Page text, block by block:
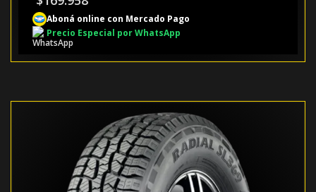
Aboná online con Mercado Pago
Precio Especial por WhatsApp